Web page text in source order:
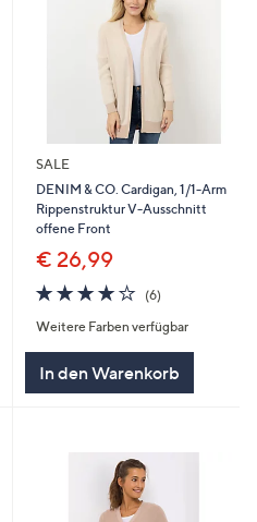
SALE
DENIM & CO. Cardigan, 1/1-Arm
Rippenstruktur V-Ausschnitt
offene Front
€ 26,99
4.0
von
5
(6)6
Weitere Farben verfügbar
In den Warenkorb